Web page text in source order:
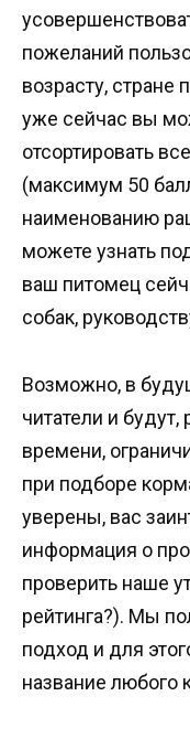
пожеланий
возрасту, стране
уже сейчас вы
отсортировать
(максимум 50
наименованию
можете узнать
ваш питомец
собак,
Возможно, в
читатели и
времени,
при подборе
уверены, вас
информация о
проверить наше
рейтинга?). Мы
подход и для
название любого